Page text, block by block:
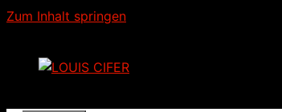
Zum Inhalt springen